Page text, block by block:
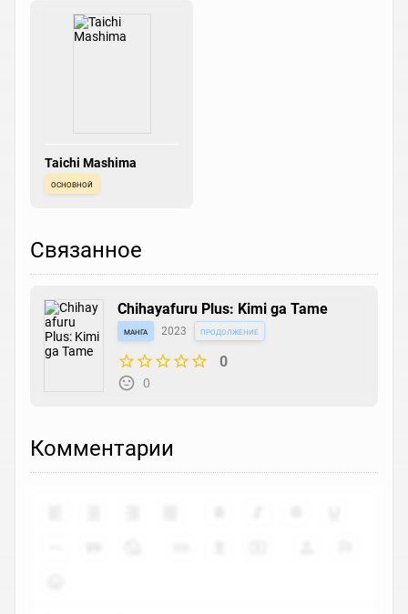
Taichi Mashima
основной
Связанное
Chihayafuru Plus: Kimi ga Tame
манга 2023 продолжение
0
0
Комментарии